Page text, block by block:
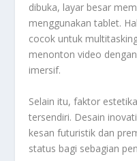
dibuka, layar besar
menggunakan tablet.
cocok untuk
menonton video
imersif.
Selain itu, faktor
tersendiri. Desain
kesan futuristik dan
status bagi sebagian